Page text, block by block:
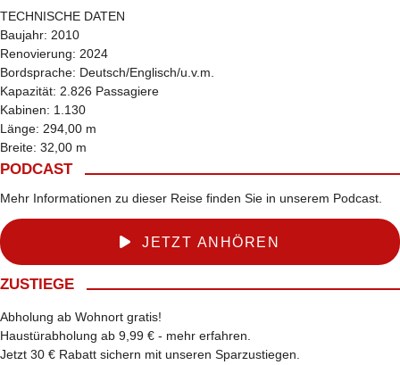
TECHNISCHE DATEN
Baujahr: 2010
Renovierung: 2024
Bordsprache: Deutsch/Englisch/u.v.m.
Kapazität: 2.826 Passagiere
Kabinen: 1.130
Länge: 294,00 m
Breite: 32,00 m
PODCAST
Mehr Informationen zu dieser Reise finden Sie in unserem Podcast.
JETZT ANHÖREN
ZUSTIEGE
Abholung ab Wohnort gratis!
Haustürabholung ab 9,99 € - mehr erfahren.
Jetzt 30 € Rabatt sichern mit unseren Sparzustiegen.